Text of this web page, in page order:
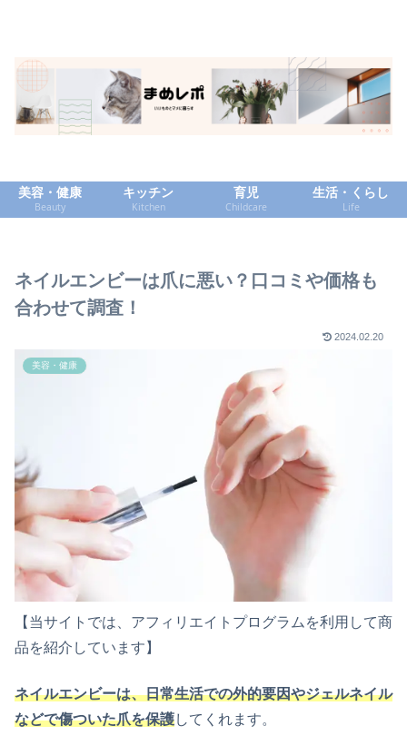
美容・健康
Beauty
キッチン
Kitchen
育児
Childcare
生活・くらし
Life
ネイルエンビーは爪に悪い？口コミや価格も
合わせて調査！
2024.02.20
美容・健康
【当サイトでは、アフィリエイトプログラムを利用して商
品を紹介しています】
ネイルエンビーは、日常生活での外的要因やジェルネイル
などで傷ついた爪を保護してくれます。